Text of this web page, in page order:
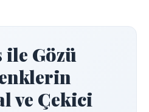
ile Gözü
ve Çekici